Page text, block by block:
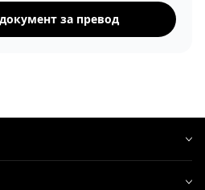
за превод